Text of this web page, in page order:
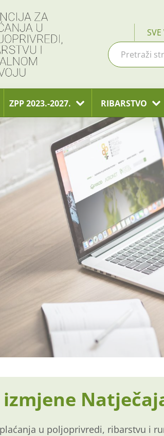
SVE
ZPP 2023.-2027. RIBARSTVO
izmjene
u poljoprivredi, ribarstvu i